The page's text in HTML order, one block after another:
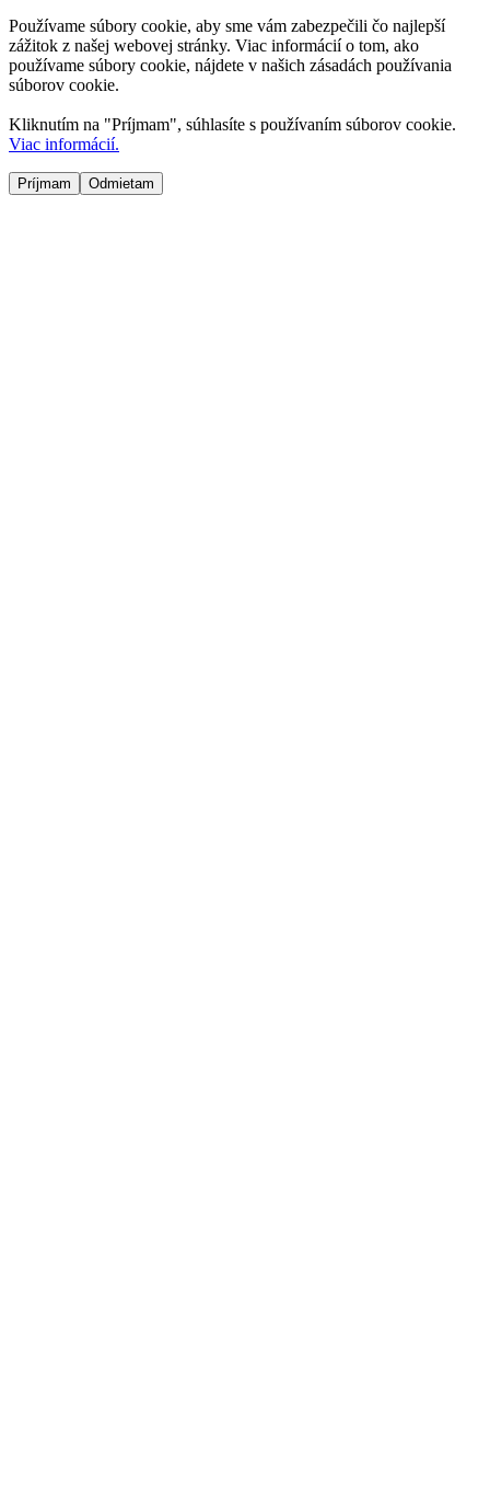
Používame súbory cookie, aby sme vám zabezpečili čo najlepší
zážitok z našej webovej stránky. Viac informácií o tom, ako
používame súbory cookie, nájdete v našich zásadách používania
súborov cookie.
Kliknutím na "Príjmam", súhlasíte s používaním súborov cookie.
Viac informácií.
Príjmam Odmietam